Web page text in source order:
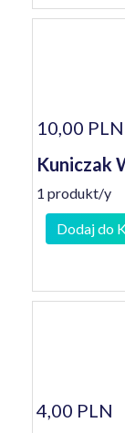
10,00 PLN
Kuniczak
1 produkt/y
Dodaj do
4,00 PLN